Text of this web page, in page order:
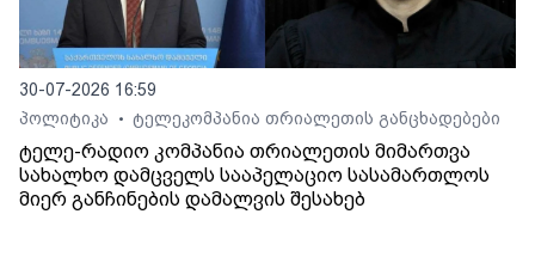
30-07-2026 16:59
პოლიტიკა
• ტელეკომპანია თრიალეთის განცხადებები
ტელე-რადიო კომპანია თრიალეთის მიმართვა
სახალხო დამცველს სააპელაციო სასამართლოს
მიერ განჩინების დამალვის შესახებ